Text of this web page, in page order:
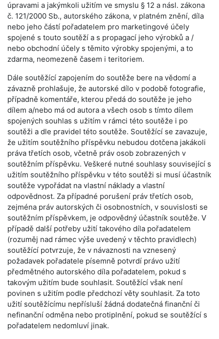
úpravami a jakýmkoli užitím ve smyslu § 12 a násl. zákona
č. 121/2000 Sb., autorského zákona, v platném znění, díla
nebo jeho částí pořadatelem pro marketingové účely
spojené s touto soutěží a s propagací jeho výrobků a /
nebo obchodní účely s těmito výrobky spojenými, a to
zdarma, neomezeně časem i teritoriem.
Dále soutěžící zapojením do soutěže bere na vědomí a
závazně prohlašuje, že autorské dílo v podobě fotografie,
případně komentáře, kterou předá do soutěže je jeho
dílem a/nebo má od autora a všech osob s tímto dílem
spojených souhlas s užitím v rámci této soutěže i po
soutěži a dle pravidel této soutěže. Soutěžící se zavazuje,
že užitím soutěžního příspěvku nebudou dotčena jakákoli
práva třetích osob, včetně práv osob zobrazených v
soutěžním příspěvku. Veškeré nutné souhlasy související s
užitím soutěžního příspěvku v této soutěži si musí účastník
soutěže vypořádat na vlastní náklady a vlastní
odpovědnost. Za případné porušení práv třetích osob,
zejména práv autorských či osobnostních, v souvislosti se
soutěžním příspěvkem, je odpovědný účastník soutěže. V
případě další potřeby užití takového díla pořadatelem
(rozuměj nad rámec výše uvedený v těchto pravidlech)
soutěžící potvrzuje, že v návaznosti na vznesený
požadavek pořadatele písemně potvrdí právo užití
předmětného autorského díla pořadatelem, pokud s
takovým užitím bude souhlasit. Soutěžící však není
povinen s užitím podle předchozí věty souhlasit. Za toto
užití soutěžícímu nepřísluší žádná dodatečná finanční či
nefinanční odměna nebo protiplnění, pokud se soutěžící s
pořadatelem nedomluví jinak.